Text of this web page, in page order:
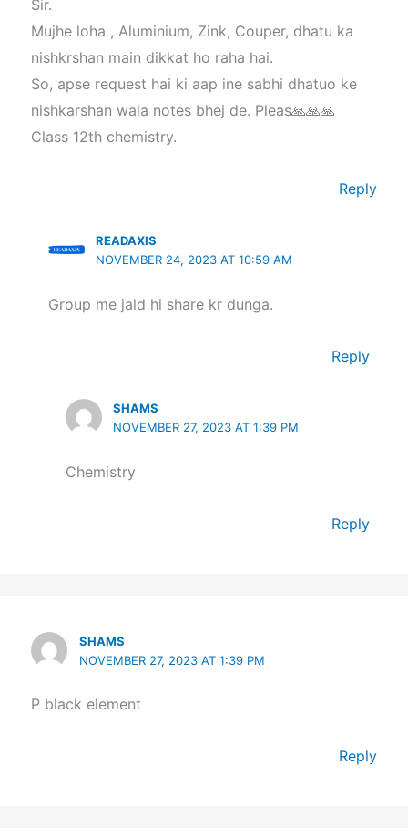
Sir.
Mujhe loha , Aluminium, Zink, Couper, dhatu ka
nishkrshan main dikkat ho raha hai.
So, apse request hai ki aap ine sabhi dhatuo ke
nishkarshan wala notes bhej de. Pleas🙏🙏🙏
Class 12th chemistry.
Reply
READAXIS
NOVEMBER 24, 2023 AT 10:59 AM
Group me jald hi share kr dunga.
Reply
SHAMS
NOVEMBER 27, 2023 AT 1:39 PM
Chemistry
Reply
SHAMS
NOVEMBER 27, 2023 AT 1:39 PM
P black element
Reply